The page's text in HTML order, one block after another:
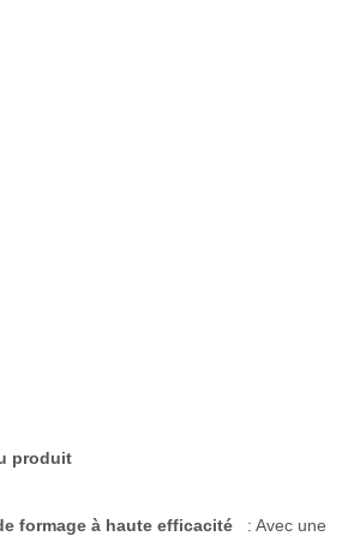
produit
formage à haute efficacité
: Avec une